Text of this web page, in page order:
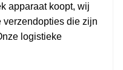
apparaat koopt, wij
die zijn
logistieke